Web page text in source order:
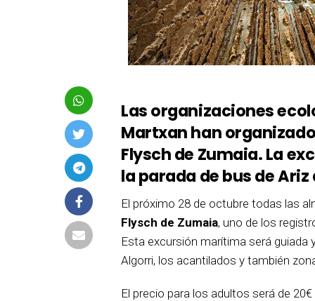
Las organizaciones
Martxan han
Flysch de Zumaia. La
la parada de bus de
El próximo 28 de octubre todas las
Flysch de Zumaia, uno de los
Esta excursión marítima será
Algorri, los acantilados y también
El precio para los adultos será de